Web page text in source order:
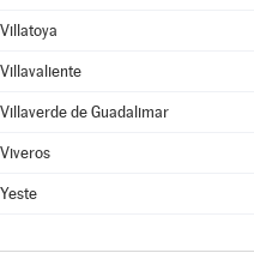
Villatoya
Villavaliente
Villaverde de Guadalimar
Viveros
Yeste